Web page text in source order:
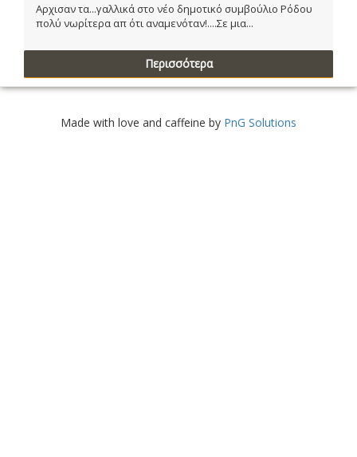
Αρχισαν τα...γαλλικά στο νέο δημοτικό συμβούλιο Ρόδου
πολύ νωρίτερα απ ότι αναμενόταν!....Σε μια...
Περισσότερα
Made with love and caffeine by PnG Solutions